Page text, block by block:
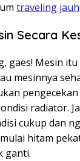
traveling jauh
Secara
gaes! Mesin
mesinnya
radiator.
cukup dan
hitam
ganti.